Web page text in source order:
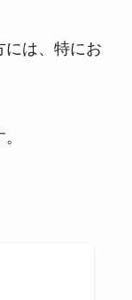
には、特にお